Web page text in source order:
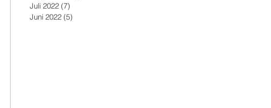
Juli 2022 (7)
Juni 2022 (5)